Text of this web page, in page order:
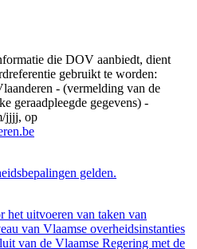
die DOV aanbiedt, dient
gebruikt te worden:
- (vermelding van de
geraadpleegde gegevens) -
jjjj, op
gelden.
het uitvoeren van taken van
van Vlaamse overheidsinstanties
van de Vlaamse Regering met de